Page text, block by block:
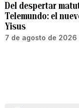
Del despertar
Telemundo: el
Yisus
7 de agosto de 2026